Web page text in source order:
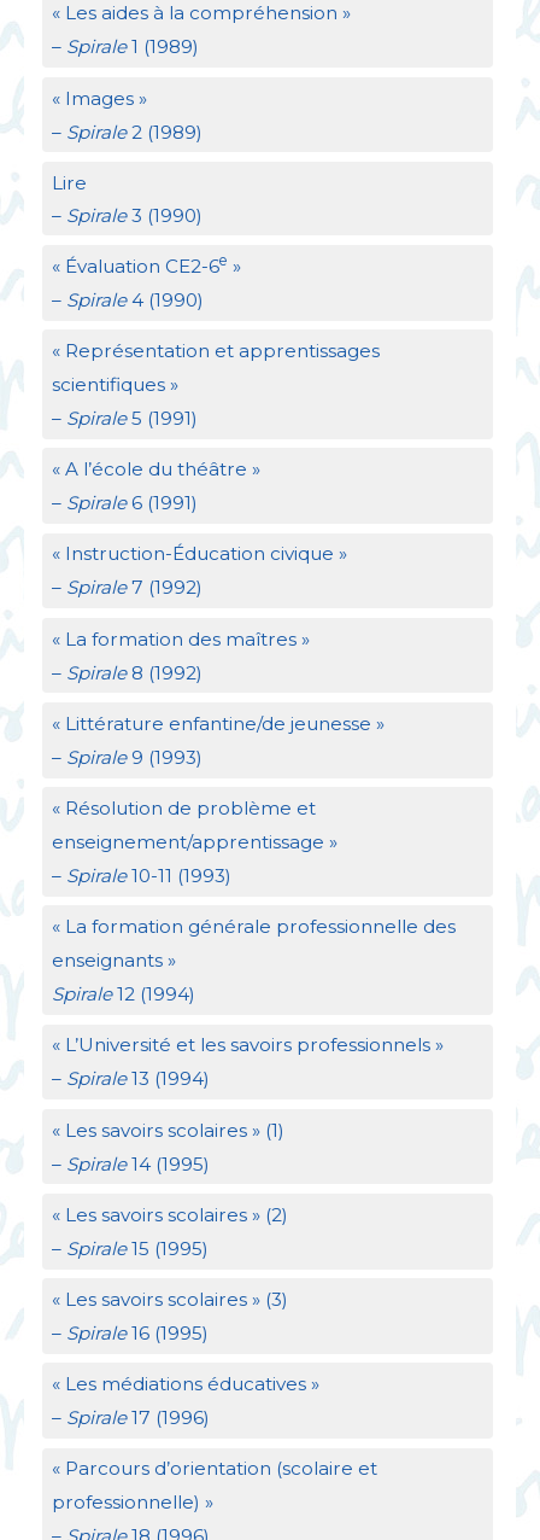
« Les aides à la compréhension »
– Spirale1 (1989)
« Images »
– Spirale2 (1989)
Lire
– Spirale3 (1990)
« Évaluation CE2-6e »
– Spirale4 (1990)
« Représentation et apprentissages
scientifiques »
– Spirale5 (1991)
« A l’école du théâtre »
– Spirale6 (1991)
« Instruction-Éducation civique »
– Spirale7 (1992)
« La formation des maîtres »
– Spirale8 (1992)
« Littérature enfantine/de jeunesse »
– Spirale9 (1993)
« Résolution de problème et
enseignement/apprentissage »
– Spirale10-11 (1993)
« La formation générale professionnelle des
enseignants »
Spirale12 (1994)
« L’Université et les savoirs professionnels »
– Spirale13 (1994)
« Les savoirs scolaires » (1)
– Spirale14 (1995)
« Les savoirs scolaires » (2)
– Spirale15 (1995)
« Les savoirs scolaires » (3)
– Spirale16 (1995)
« Les médiations éducatives »
– Spirale17 (1996)
« Parcours d’orientation (scolaire et
professionnelle) »